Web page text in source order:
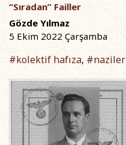
“Sıradan” Failler
Gözde Yılmaz
5 Ekim 2022 Çarşamba
#kolektif hafıza, #naziler